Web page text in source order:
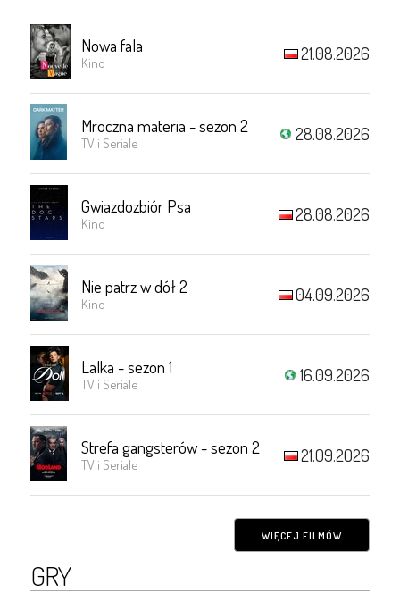
Nowa fala
Kino 21.08.2026
Mroczna materia - sezon 2
TV i Seriale 28.08.2026
Gwiazdozbiór Psa
Kino 28.08.2026
Nie patrz w dół 2
Kino 04.09.2026
Lalka - sezon 1
TV i Seriale 16.09.2026
Strefa gangsterów - sezon 2
TV i Seriale 21.09.2026
WIĘCEJ FILMÓW
GRY